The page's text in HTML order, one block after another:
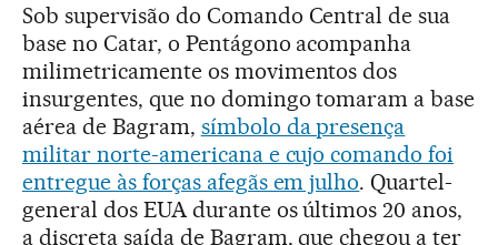
Sob supervisão do Comando Central de sua
base no Catar, o Pentágono acompanha
milimetricamente os movimentos dos
insurgentes, que no domingo tomaram a base
aérea de Bagram, símbolo da presença
militar norte-americana e cujo comando foi
entregue às forças afegãs em julho. Quartel-
general dos EUA durante os últimos 20 anos,
a discreta saída de Bagram, que chegou a ter